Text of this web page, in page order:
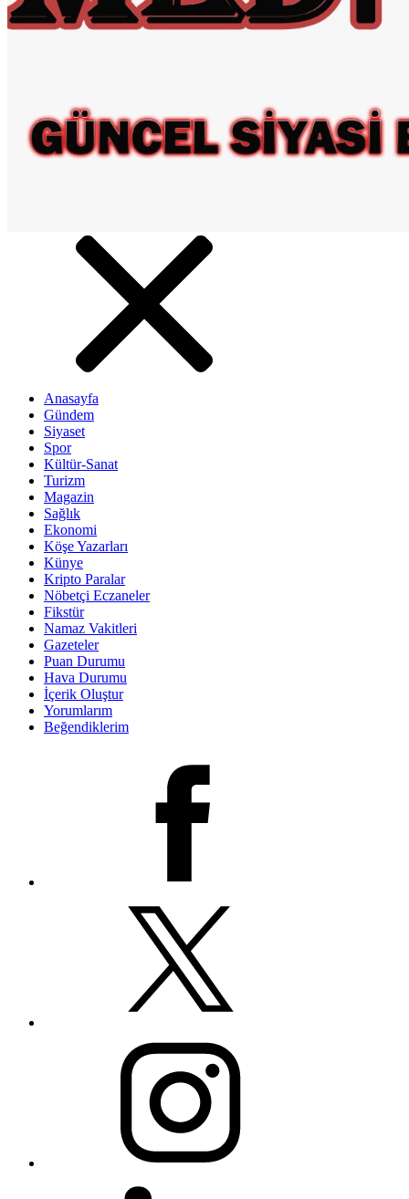
Anasayfa
Gündem
Siyaset
Spor
Kültür-Sanat
Turizm
Magazin
Sağlık
Ekonomi
Köşe Yazarları
Künye
Kripto Paralar
Nöbetçi Eczaneler
Fikstür
Namaz Vakitleri
Gazeteler
Puan Durumu
Hava Durumu
İçerik Oluştur
Yorumlarım
Beğendiklerim